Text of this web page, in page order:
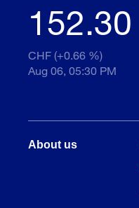
152.30
CHF (+0.66 %)
Aug 06, 05:30 PM
About us